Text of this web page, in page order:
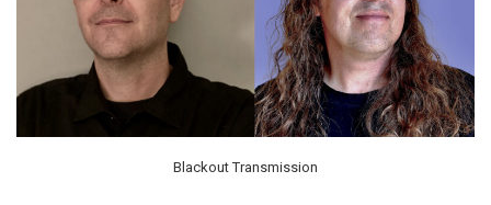
Blackout Transmission